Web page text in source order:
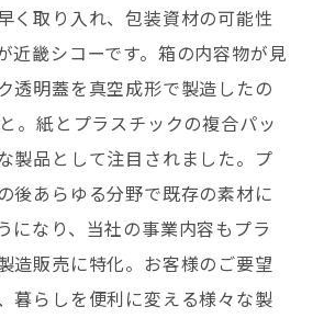
く取り入れ、包装資材の可能性
近畿シコーです。箱の内容物が見
透明蓋を真空成形で製造したの
。紙とプラスチックの複合パッ
製品として注目されました。プ
後あらゆる分野で既存の素材に
になり、当社の事業内容もプラ
造販売に特化。お客様のご要望
暮らしを便利に変える様々な製